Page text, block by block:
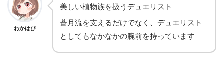
わかはぴ
美しい植物族を扱うデュエリスト
蒼月流を支えるだけでなく、デュエリスト
としてもなかなかの腕前を持っています